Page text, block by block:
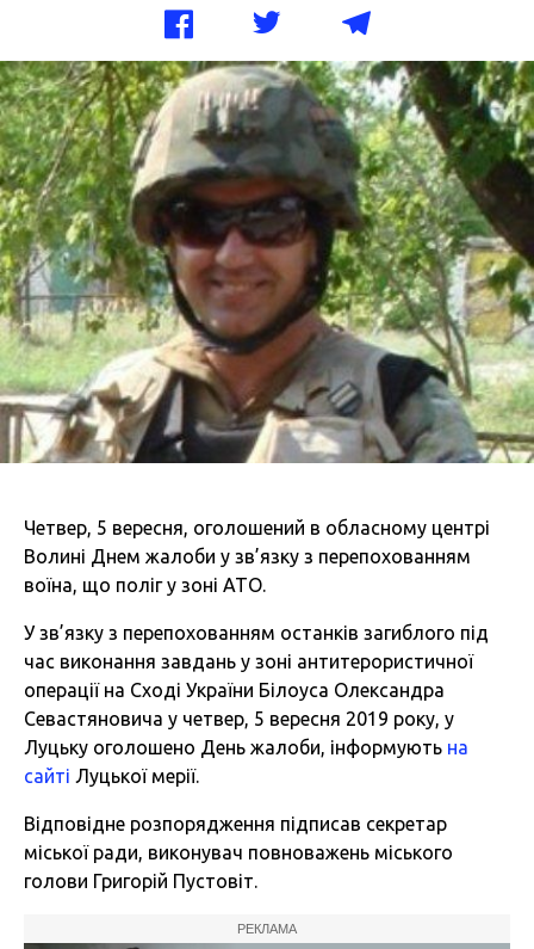
Четвер, 5 вересня, оголошений в обласному центрі
Волині Днем жалоби у зв’язку з перепохованням
воїна, що поліг у зоні АТО.
У зв’язку з перепохованням останків загиблого під
час виконання завдань у зоні антитерористичної
операції на Сході України Білоуса Олександра
Севастяновича у четвер, 5 вересня 2019 року, у
Луцьку оголошено День жалоби, інформують на
сайті Луцької мерії.
Відповідне розпорядження підписав секретар
міської ради, виконувач повноважень міського
голови Григорій Пустовіт.
РЕКЛАМА